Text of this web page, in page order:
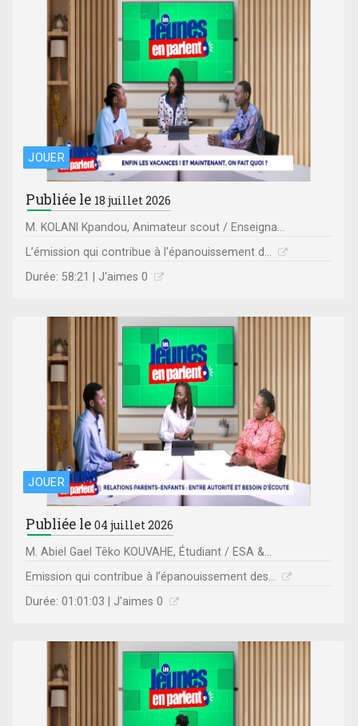
JOUER
Publiée le 18 juillet 2026
M. KOLANI Kpandou, Animateur scout / Enseigna...
L’émission qui contribue à l'épanouissement d...
Durée: 58:21 | J'aimes 0
JOUER
Publiée le04 juillet 2026
M. Abiel Gael Têko KOUVAHE, Étudiant / ESA &...
Emission qui contribue à l’épanouissement des...
Durée: 01:01:03 | J'aimes 0